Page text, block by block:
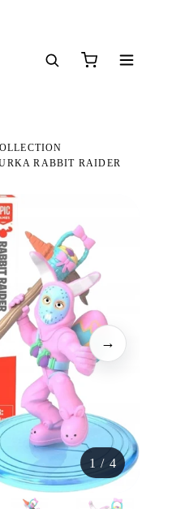
RABBIT RAIDER
→
1 / 4